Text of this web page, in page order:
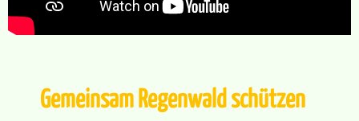
Gemeinsam Regenwald schützen